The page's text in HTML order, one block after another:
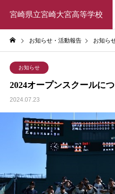
宮崎県立宮崎大宮高等学校
お知らせ・活動報告 お知ら
お知らせ
2024オープンスクールにつ
2024.07.23